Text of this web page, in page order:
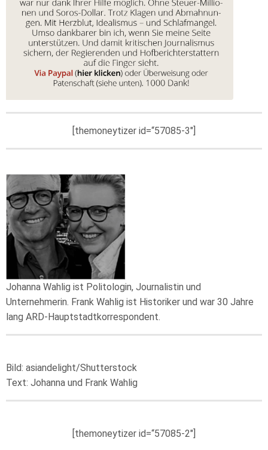
[themoneytizer id=“57085-3″]
Johanna Wahlig ist Politologin, Journalistin und
Unternehmerin. Frank Wahlig ist Historiker und war 30 Jahre
lang ARD-Hauptstadtkorrespondent.
Bild: asiandelight/Shutterstock
Text: Johanna und Frank Wahlig
[themoneytizer id=“57085-2″]